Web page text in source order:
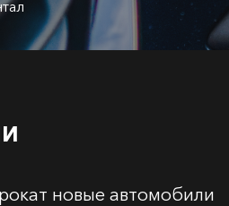
новые автомобили